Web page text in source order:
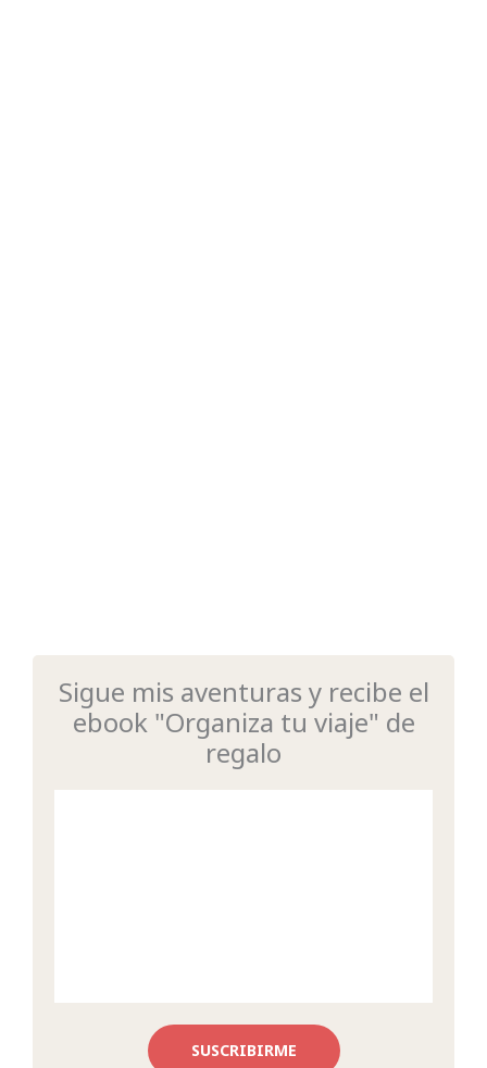
Sigue mis aventuras y recibe el
ebook "Organiza tu viaje" de
regalo
SUSCRIBIRME